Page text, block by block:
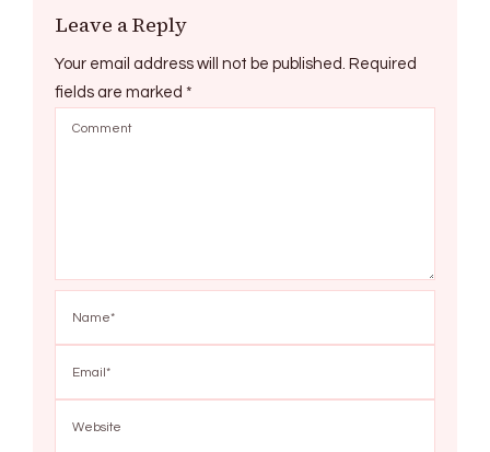
Leave a Reply
Your email address will not be published. Required
fields are marked *